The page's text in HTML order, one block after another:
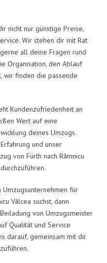
nicht nur günstige Preise,
Wir stehen dir mit Rat
all deine Fragen rund
Organisation, den Ablauf
wir finden die passende
Kundenzufriedenheit an
Wert auf eine
deines Umzugs.
und unser
von Fürth nach Râmnicu
Umzugsunternehmen für
Vâlcea suchst, dann
von Umzugsmeister
Qualität und Service
darauf, gemeinsam mit dir